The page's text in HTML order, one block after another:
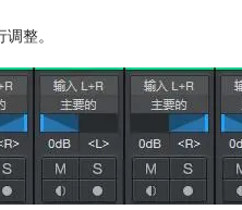
整。